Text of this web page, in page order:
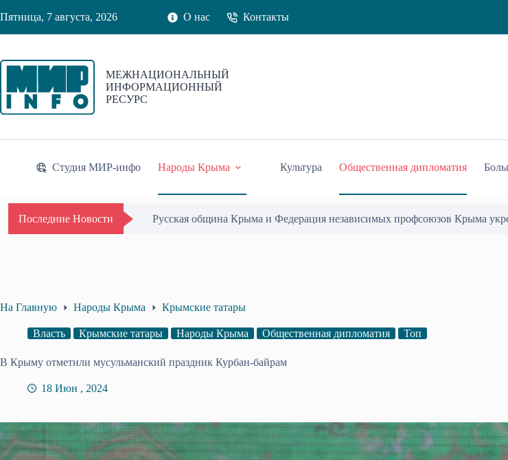
к
Пятница, 7 августа, 2026 О нас Контакты
МЕЖНАЦИОНАЛЬНЫЙ
ИНФОРМАЦИОННЫЙ
РЕСУРС
Студия МИР-инфо Народы Крыма Культура Общественная дипломатия
Последние Новости Одиссей Пипия удостоен Почётного знака «За гражданское служение» 17
На Главную Народы Крыма Крымские татары
Власть Крымские татары Народы Крыма Общественная дипломатия Топ
В Крыму отметили мусульманский праздник Курбан-байрам
18 Июн , 2024